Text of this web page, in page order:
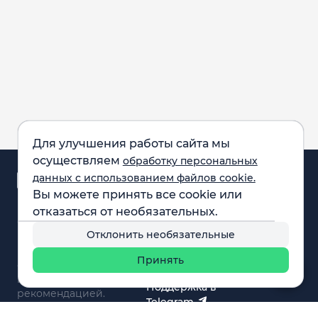
Для улучшения работы сайта мы
осуществляем обработку персональных
данных с использованием файлов cookie.
Вы можете принять все cookie или
отказаться от необязательных.
Отклонить необязательные
Принять
Обращаем внимание:
все материалы,
представленные на
сайте, не являются
инвестиционной
рекомендацией.
Аналитика и
новости
Карта рынка
Компании
F.A.Q.
Обучение
Вебинары
О нас
Поддержка в
Telegram